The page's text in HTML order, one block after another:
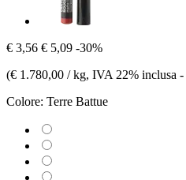
€ 3,56 € 5,09 -30%
(€ 1.780,00 / kg, IVA 22% inclusa -
Colore: Terre Battue